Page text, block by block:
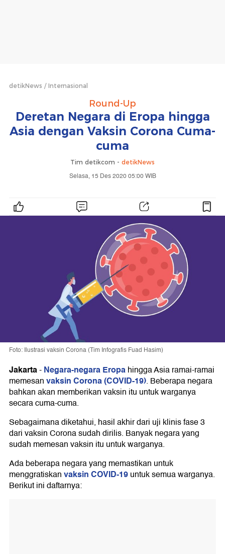
detikNews Internasional
Round-Up
Deretan Negara di Eropa hingga
Asia dengan Vaksin Corona Cuma-
cuma
Tim detikcom - detikNews
Selasa, 15 Des 2020 05:00 WIB
Foto: Ilustrasi vaksin Corona (Tim Infografis Fuad Hasim)
Jakarta-Negara-negara Eropahingga Asia ramai-ramai
memesanvaksin Corona (COVID-19). Beberapa negara
bahkan akan memberikan vaksin itu untuk warganya
secara cuma-cuma.
Sebagaimana diketahui, hasil akhir dari uji klinis fase 3
dari vaksin Corona sudah dirilis. Banyak negara yang
sudah memesan vaksin itu untuk warganya.
Ada beberapa negara yang memastikan untuk
menggratiskanvaksin COVID-19untuk semua warganya.
Berikut ini daftarnya: